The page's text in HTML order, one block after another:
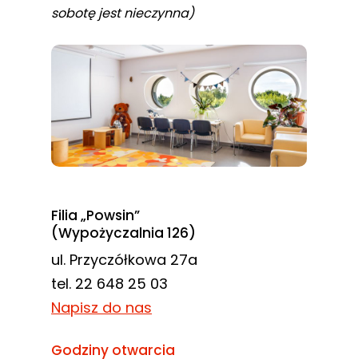
sobotę jest nieczynna)
Filia „Powsin”
(Wypożyczalnia 126)
ul. Przyczółkowa 27a
tel. 22 648 25 03
Napisz do nas
Godziny otwarcia